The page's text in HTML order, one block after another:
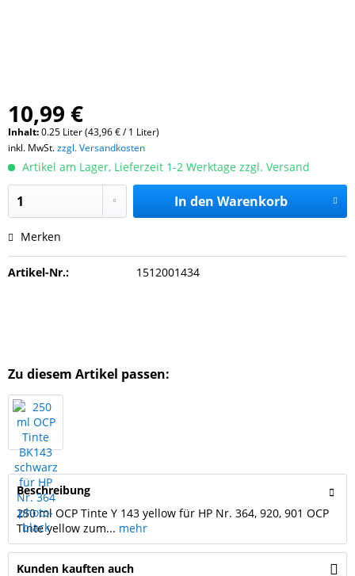
10,99 €
Inhalt:0.25 Liter (43,96 € / 1 Liter)
inkl. MwSt.zzgl. Versandkosten
Artikel am Lager, Lieferzeit 1-2 Werktage zzgl. Versand
In den Warenkorb
Merken
Artikel-Nr.: 1512001434
Zu diesem Artikel passen:
Beschreibung
250 ml OCP Tinte Y 143 yellow für HP Nr. 364, 920, 901 OCP
Tinte yellow zum... mehr
Kunden kauften auch